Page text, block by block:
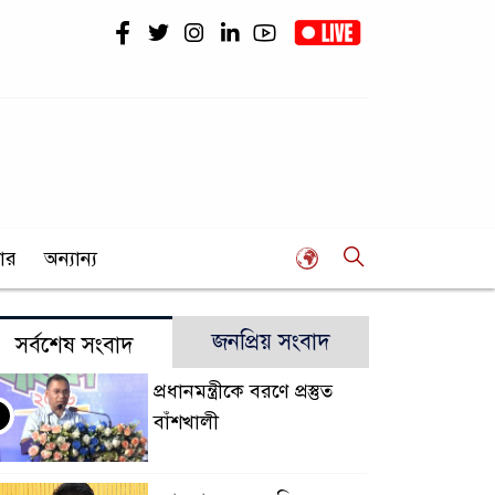
অন্যান্য
সর্বশেষ সংবাদ জনপ্রিয় সংবাদ
প্রধানমন্ত্রীকে বরণে প্রস্তুত
বাঁশখালী